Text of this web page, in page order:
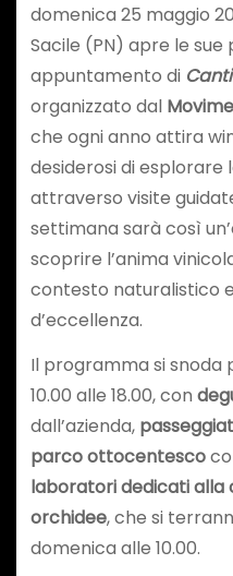
domenica 25 maggio
Sacile (PN) apre le
appuntamento di
organizzato dal
che ogni anno attira
desiderosi di
attraverso visite
settimana sarà così
scoprire l’anima
contesto naturalistico
d’eccellenza.
Il programma si snoda
10.00 alle 18.00, con
dall’azienda,
parco ottocentesco
laboratori dedicati alla
orchidee, che si
domenica alle 10.00.